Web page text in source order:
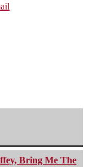
Bring Me The